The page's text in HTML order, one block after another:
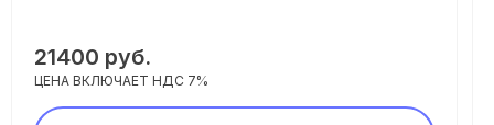
21400 руб.
ЦЕНА ВКЛЮЧАЕТ НДС 7%